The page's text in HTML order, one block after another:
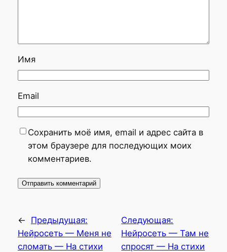
Имя
Email
Сохранить моё имя, email и адрес сайта в
этом браузере для последующих моих
комментариев.
←
Предыдущая:
Нейросеть — Меня не
сломать — На стихи
Следующая:
Нейросеть — Там не
спросят — На стихи